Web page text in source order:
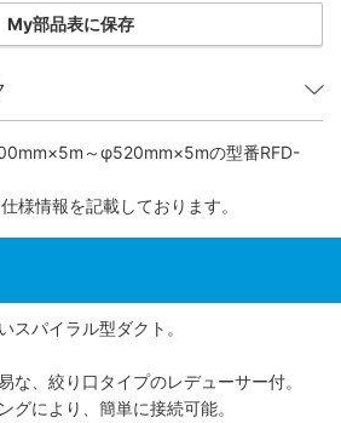
My部品表に保存
～φ520mm×5mの型番RFD-
様情報を記載しております。
スパイラル型ダクト。
な、絞り口タイプのレデューサー付。
グにより、簡単に接続可能。